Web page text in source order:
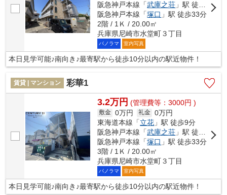
阪急神戸本線「武庫之荘 」駅 徒歩18分
阪急神戸本線「塚口 」駅 徒歩33分
2階 / 1Ｋ / 20.00㎡
兵庫県尼崎市水堂町３丁目
パノラマ 室内写真
本日見学可能♪南向き♪最寄駅から徒歩10分以内の駅近物件！
賃貸 | マンション 彩華1
3.2万円 (管理費等：3000円 )
敷金 0万円 礼金 0万円
東海道本線「立花 」駅 徒歩9分
阪急神戸本線「武庫之荘 」駅 徒歩18分
阪急神戸本線「塚口 」駅 徒歩33分
3階 / 1Ｋ / 20.00㎡
兵庫県尼崎市水堂町３丁目
パノラマ 室内写真
本日見学可能♪南向き♪最寄駅から徒歩10分以内の駅近物件！